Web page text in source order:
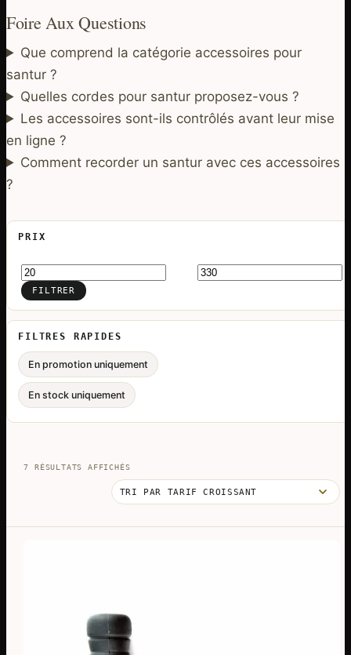
Foire Aux Questions
Que comprend la catégorie accessoires pour
santur ?
Quelles cordes pour santur proposez-vous ?
Les accessoires sont-ils contrôlés avant leur mise
en ligne ?
Comment recorder un santur avec ces accessoires
?
PRIX
Prix
min
Prix
maxFILTRER
FILTRES RAPIDES
En promotion uniquement
En stock uniquement
7 RÉSULTATS AFFICHÉSTRIÉ
PRIX